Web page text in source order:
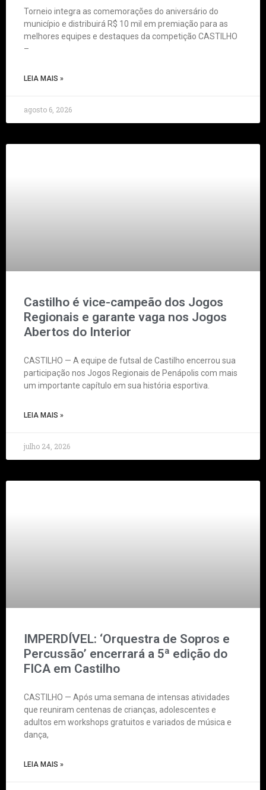
Torneio integra as comemorações do aniversário do
município e distribuirá R$ 10 mil em premiação para as
melhores equipes e destaques da competição CASTILHO
–
LEIA MAIS »
agosto 6, 2026
Castilho é vice-campeão dos Jogos
Regionais e garante vaga nos Jogos
Abertos do Interior
CASTILHO — A equipe de futsal de Castilho encerrou sua
participação nos Jogos Regionais de Penápolis com mais
um importante capítulo em sua história esportiva.
LEIA MAIS »
julho 24, 2026
IMPERDÍVEL: ‘Orquestra de Sopros e
Percussão’ encerrará a 5ª edição do
FICA em Castilho
CASTILHO — Após uma semana de intensas atividades
que reuniram centenas de crianças, adolescentes e
adultos em workshops gratuitos e variados de música e
dança,
LEIA MAIS »